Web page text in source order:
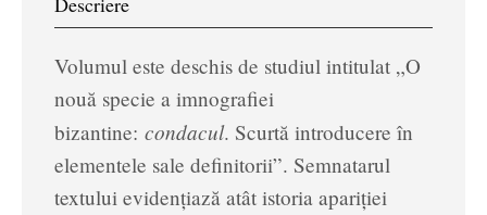
Volumul este deschis de studiul intitulat „O
nouă specie a imnografiei
bizantine: condacul. Scurtă introducere în
elementele sale definitorii”. Semnatarul
textului evidenţiază atât istoria apariţiei